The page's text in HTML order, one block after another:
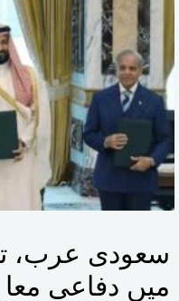
سعودی عرب،
میں دفاعی